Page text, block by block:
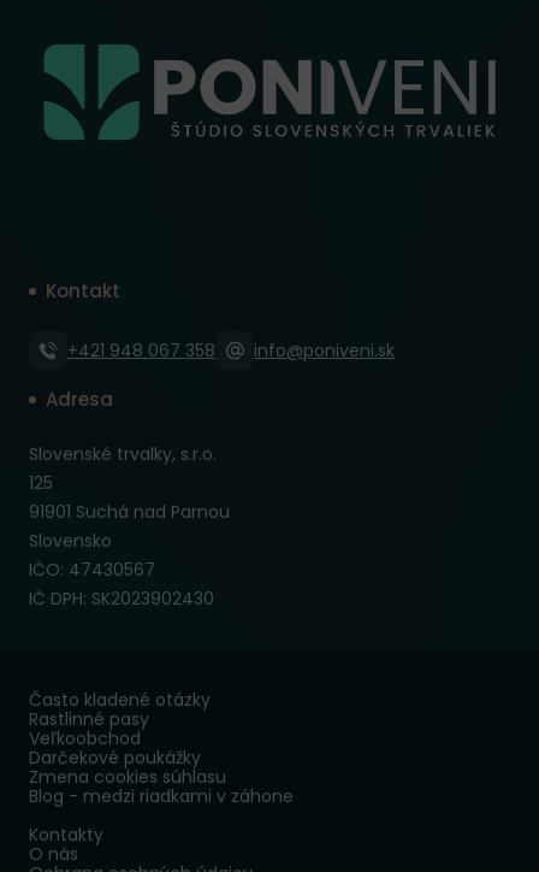
Kontakt
+421 948 067 358 info@poniveni.sk
Adresa
Slovenské trvalky, s.r.o.
125
91901 Suchá nad Parnou
Slovensko
IČO: 47430567
IČ DPH: SK2023902430
Často kladené otázky
Rastlinné pasy
Veľkoobchod
Darčekové poukážky
Zmena cookies súhlasu
Blog - medzi riadkami v záhone
Kontakty
O nás